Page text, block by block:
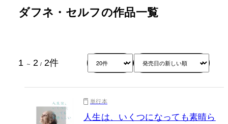
ダフネ・セルフの作品一覧
1 ～ 2 / 2件
単行本
人生は、いくつになっても素晴ら